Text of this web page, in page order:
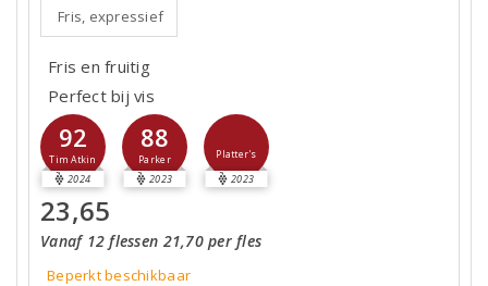
Fris, expressief
Fris en fruitig
Perfect bij vis
92
Tim Atkin
2024
88
Parker
2023
Platter's
2023
23,65
Vanaf 12 flessen 21,70 per fles
Beperkt beschikbaar